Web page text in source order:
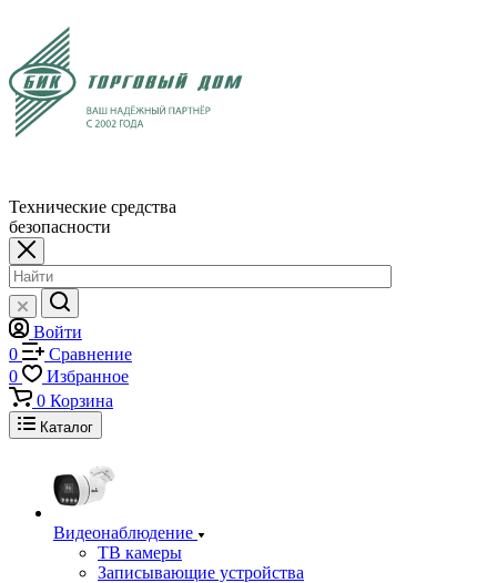
Технические средства
безопасности
Войти
0
Сравнение
0
Избранное
0 Корзина
Каталог
Видеонаблюдение
ТВ камеры
Записывающие устройства